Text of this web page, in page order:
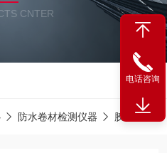
CNTER
防水卷材检测仪器 胶带初粘性试验机
电话咨询